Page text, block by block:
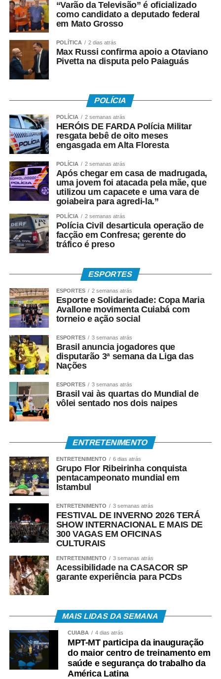
“Varão da Televisão” é oficializado
como candidato a deputado federal
em Mato Grosso
POLÍTICA 2 dias atrás
Max Russi confirma apoio a Otaviano
Pivetta na disputa pelo Paiaguás
POLÍCIA
POLÍCIA 2 semanas atrás
HERÓIS DE FARDA Polícia Militar
resgata bebê de oito meses
engasgada em Alta Floresta
POLÍCIA 2 semanas atrás
Após chegar em casa de madrugada,
uma jovem foi atacada pela mãe, que
utilizou um capacete e uma vara de
goiabeira para agredi-la.”
POLÍCIA 2 semanas atrás
Polícia Civil desarticula operação de
facção em Confresa; gerente do
tráfico é preso
ESPORTES
ESPORTES 2 semanas atrás
Esporte e Solidariedade: Copa Maria
Avallone movimenta Cuiabá com
torneio e ação social
ESPORTES 3 semanas atrás
Brasil anuncia jogadores que
disputarão 3ª semana da Liga das
Nações
ESPORTES 3 semanas atrás
Brasil vai às quartas do Mundial de
vôlei sentado nos dois naipes
ENTRETENIMENTO
ENTRETENIMENTO 6 dias atrás
Grupo Flor Ribeirinha conquista
pentacampeonato mundial em
Istambul
ENTRETENIMENTO 3 semanas atrás
FESTIVAL DE INVERNO 2026 TERÁ
SHOW INTERNACIONAL E MAIS DE
300 VAGAS EM OFICINAS
CULTURAIS
ENTRETENIMENTO 3 semanas atrás
Acessibilidade na CASACOR SP
garante experiência para PCDs
MAIS LIDAS DA SEMANA
CUIABÁ 4 dias atrás
MPT-MT participa da inauguração
do maior centro de treinamento em
saúde e segurança do trabalho da
América Latina